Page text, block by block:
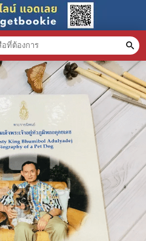
search
มู่สินค้า clear
น